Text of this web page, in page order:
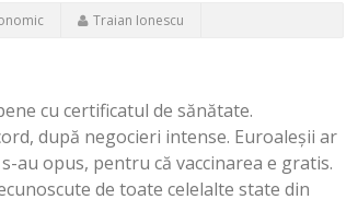
Traian Ionescu
cu certificatul de sănătate.
după negocieri intense. Euroaleșii ar
au opus, pentru că vaccinarea e gratis.
de toate celelalte state din